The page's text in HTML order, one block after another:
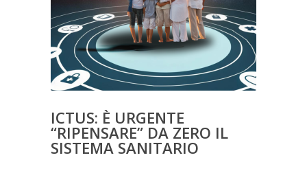
ICTUS: È URGENTE
“RIPENSARE” DA ZERO IL
SISTEMA SANITARIO